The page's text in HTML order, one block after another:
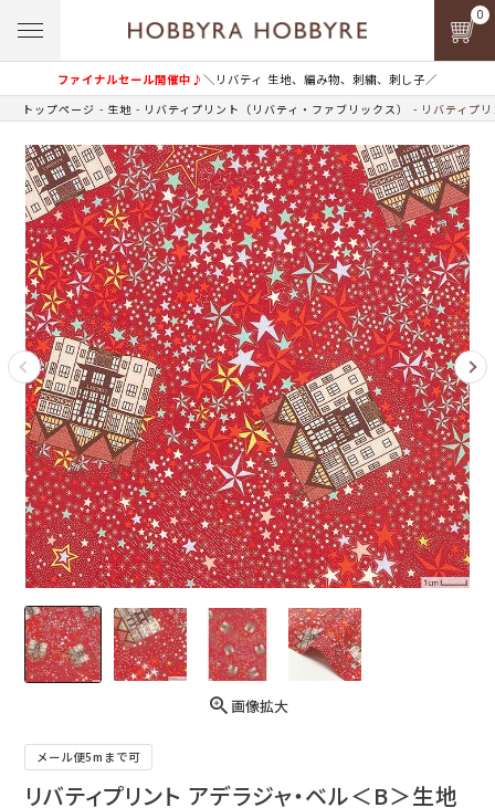
ファイナルセール開催中♪＼リバティ 生地、編み物、刺繍、刺し子／
0
トップページ 生地 リバティプリント（リバティ・ファブリックス） リバティプ
画像拡大
メール便5mまで可
リバティプリント アデラジャ・ベル＜B＞生地